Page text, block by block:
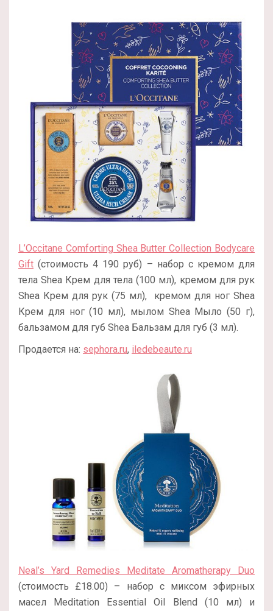
L’Occitane Comforting Shea Butter Collection Bodycare
Gift (стоимость 4 190 руб) – набор с кремом для
тела Shea Крем для тела (100 мл), кремом для рук
Shea Крем для рук (75 мл), кремом для ног Shea
Крем для ног (10 мл), мылом Shea Мыло (50 г),
бальзамом для губ Shea Бальзам для губ (3 мл).
Продается на: sephora.ru, iledebeaute.ru
Neal’s Yard Remedies Meditate Aromatherapy Duo
(стоимость £18.00) – набор с миксом эфирных
масел Meditation Essential Oil Blend (10 мл) и